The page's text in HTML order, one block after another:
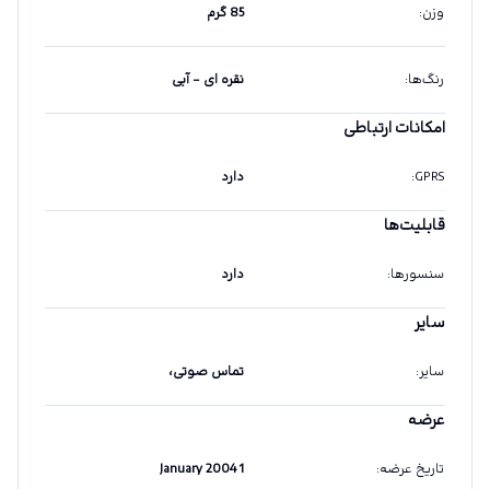
وزن: 85 گرم
رنگ‌ها: نقره ای – آبی
امکانات ارتباطی
GPRS
: دارد
قابلیت‌ها
سنسورها: دارد
سایر
سایر: تماس صوتی،
عرضه
تاریخ عرضه:
1 January 2004